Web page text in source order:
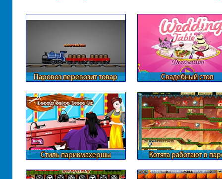
Паровоз перевозит товар Свадебный стол
Стиль парикмахершы Котята работают в